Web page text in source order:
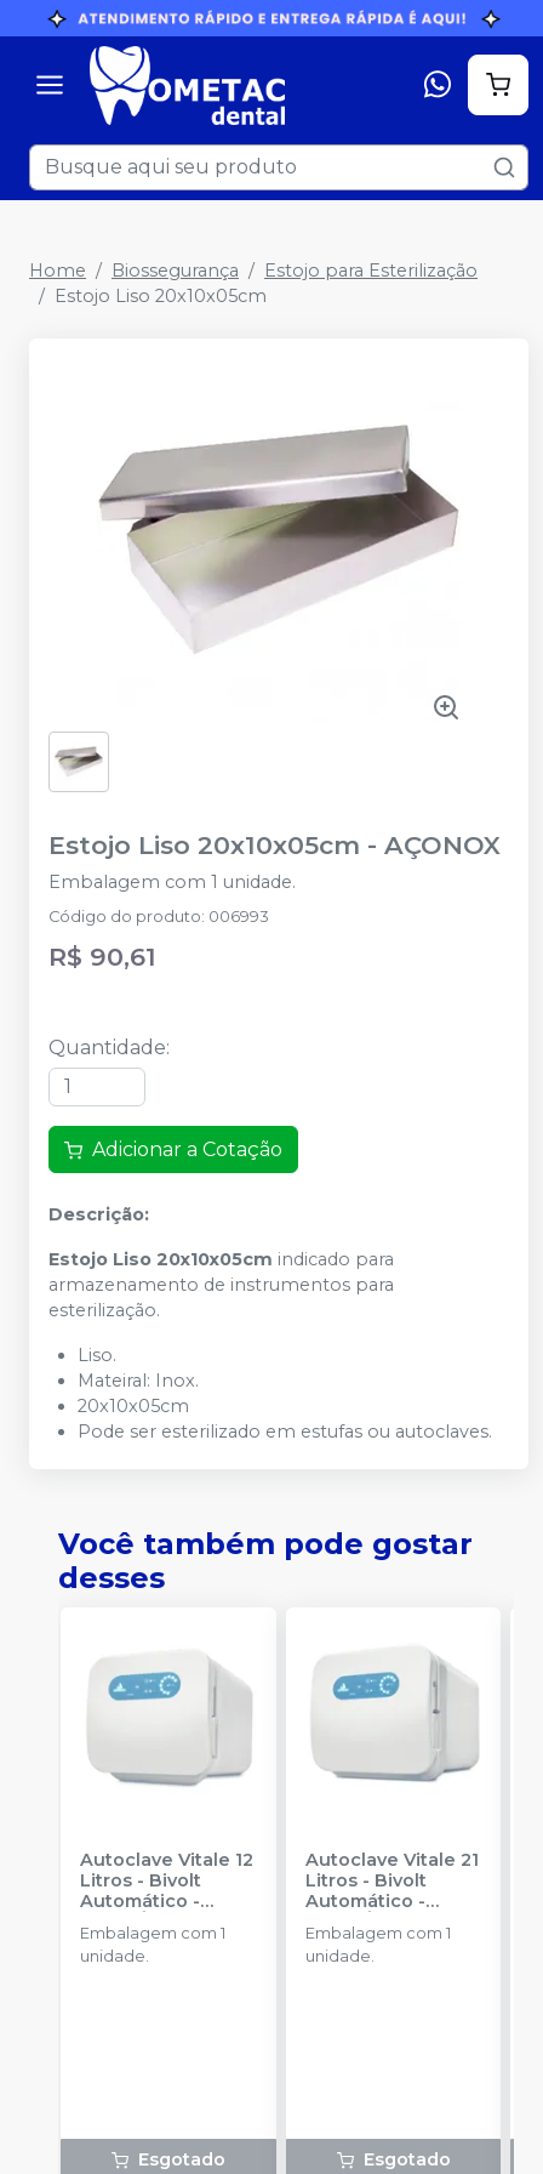
Home Biossegurança
Estojo para Esterilização
Estojo Liso 20x10x05cm
Estojo Liso 20x10x05cm - AÇONOX
Embalagem com 1 unidade.
Código do produto: 006993
R$ 90,61
Quantidade:
Adicionar a Cotação
Descrição:
Estojo Liso 20x10x05cm indicado para
armazenamento de instrumentos para
esterilização.
Liso.
Mateiral: Inox.
20x10x05cm
Pode ser esterilizado em estufas ou autoclaves.
Você também pode gostar
desses
Autoclave Vitale 12
Litros - Bivolt
Automático -
CRISTÓFOLI
Embalagem com 1
unidade.
Esgotado
Autoclave Vitale 21
Litros - Bivolt
Automático -
CRISTÓFOLI
Embalagem com 1
unidade.
Esgotado